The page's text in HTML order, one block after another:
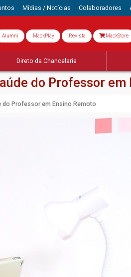
Mídias / Notícias Colaboradores
Alumni MackPlay Revista MackStore
Direto da Chancelaria
do Professor em
do Professor em Ensino Remoto